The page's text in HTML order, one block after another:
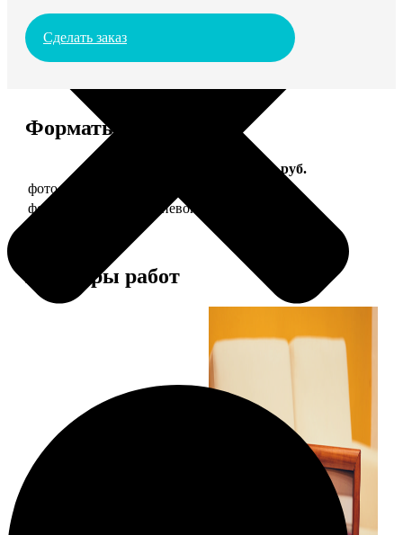
Сделать заказ
Форматы и цены
Цена, руб.
фото 10х15 в деревянной рамке
фото 10х15 в алюминиевой рамке
Примеры работ